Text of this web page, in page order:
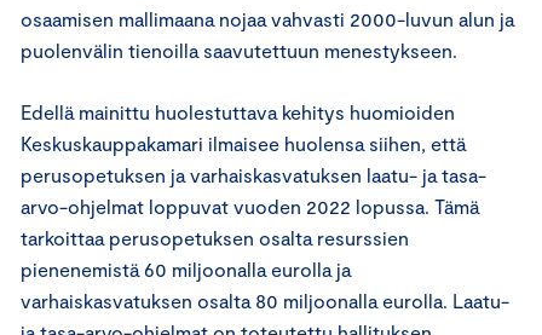
osaamisen mallimaana nojaa vahvasti 2000-luvun alun ja
puolenvälin tienoilla saavutettuun menestykseen.
Edellä mainittu huolestuttava kehitys huomioiden
Keskuskauppakamari ilmaisee huolensa siihen, että
perusopetuksen ja varhaiskasvatuksen laatu- ja tasa-
arvo-ohjelmat loppuvat vuoden 2022 lopussa. Tämä
tarkoittaa perusopetuksen osalta resurssien
pienenemistä 60 miljoonalla eurolla ja
varhaiskasvatuksen osalta 80 miljoonalla eurolla. Laatu-